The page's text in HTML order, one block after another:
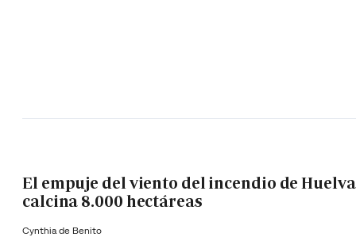
El empuje del viento del incendio de Huelva
calcina 8.000 hectáreas
Cynthia de Benito